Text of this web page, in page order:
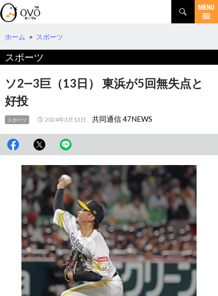
検
索
コ
テ
へ
ホーム > スポーツ
スポーツ
ソ2―3巨（13日） 東浜が5回無失点と
好投
スポーツ 2024年3月13日 共同通信 47NEWS